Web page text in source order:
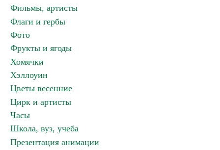
Фильмы, артисты
Флаги и гербы
Фото
Фрукты и ягоды
Хомячки
Хэллоуин
Цветы весенние
Цирк и артисты
Часы
Школа, вуз, учеба
Презентация анимации